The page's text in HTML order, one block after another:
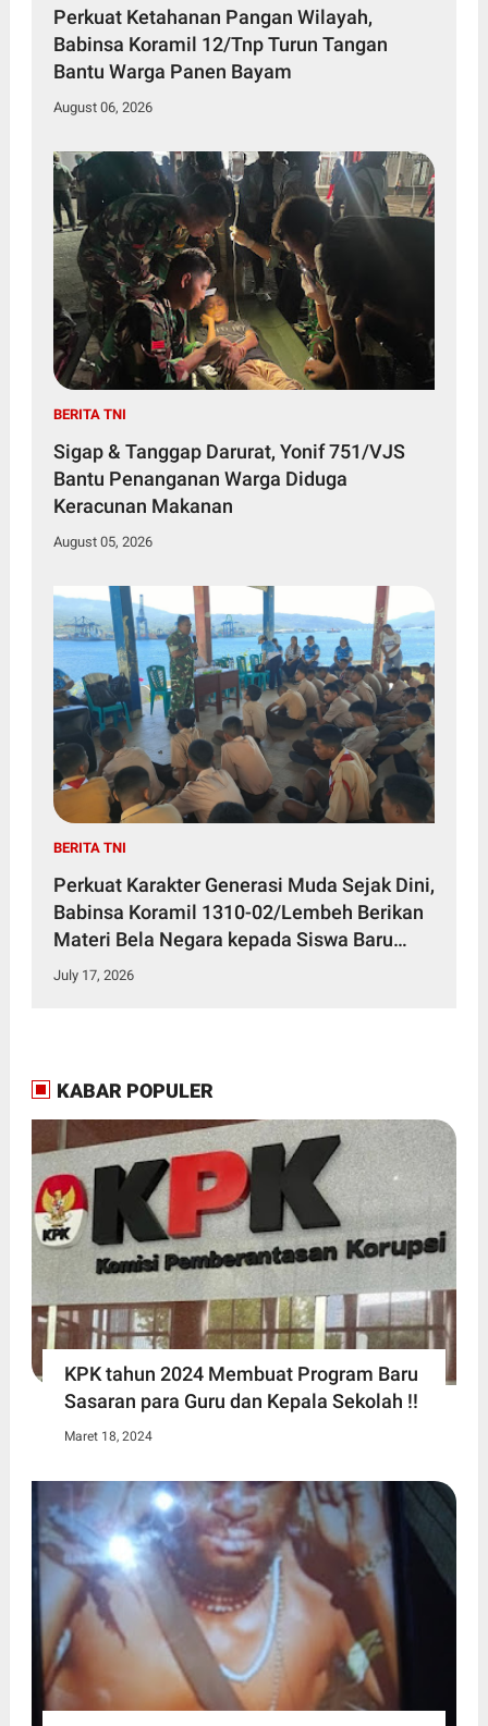
Perkuat Ketahanan Pangan Wilayah,
Babinsa Koramil 12/Tnp Turun Tangan
Bantu Warga Panen Bayam
August 06, 2026
BERITA TNI
Sigap & Tanggap Darurat, Yonif 751/VJS
Bantu Penanganan Warga Diduga
Keracunan Makanan
August 05, 2026
BERITA TNI
Perkuat Karakter Generasi Muda Sejak Dini,
Babinsa Koramil 1310-02/Lembeh Berikan
Materi Bela Negara kepada Siswa Baru
SMKN 3 Bitung dalam Kegiatan MPLS
July 17, 2026
KABAR POPULER
KPK tahun 2024 Membuat Program Baru
Sasaran para Guru dan Kepala Sekolah !!
Maret 18, 2024